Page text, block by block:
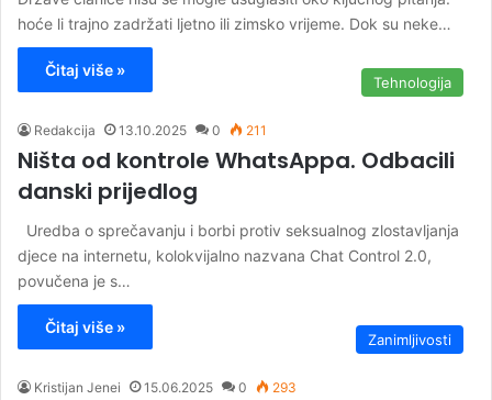
hoće li trajno zadržati ljetno ili zimsko vrijeme. Dok su neke…
Čitaj više »
Tehnologija
Redakcija 13.10.2025 0 211
Ništa od kontrole WhatsAppa. Odbacili
danski prijedlog
Uredba o sprečavanju i borbi protiv seksualnog zlostavljanja
djece na internetu, kolokvijalno nazvana Chat Control 2.0,
povučena je s…
Čitaj više »
Zanimljivosti
Kristijan Jenei 15.06.2025 0 293